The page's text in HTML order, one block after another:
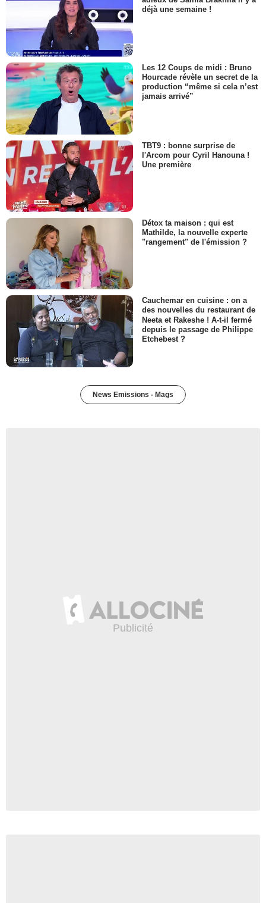
déjà une semaine !
Les 12 Coups de midi : Bruno
Hourcade révèle un secret de la
production “même si cela n’est
jamais arrivé”
TBT9 : bonne surprise de
l'Arcom pour Cyril Hanouna !
Une première
Détox ta maison : qui est
Mathilde, la nouvelle experte
"rangement" de l'émission ?
Cauchemar en cuisine : on a
des nouvelles du restaurant de
Neeta et Rakeshe ! A-t-il fermé
depuis le passage de Philippe
Etchebest ?
News Emissions - Mags